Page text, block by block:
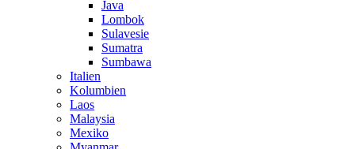
Java
Lombok
Sulavesie
Sumatra
Sumbawa
Italien
Kolumbien
Laos
Malaysia
Mexiko